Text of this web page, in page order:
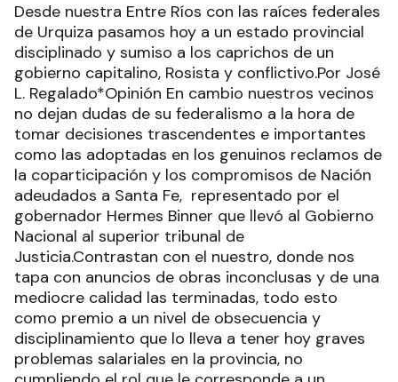
Desde nuestra Entre Ríos con las raíces federales
de Urquiza pasamos hoy a un estado provincial
disciplinado y sumiso a los caprichos de un
gobierno capitalino, Rosista y conflictivo.Por José
L. Regalado*Opinión En cambio nuestros vecinos
no dejan dudas de su federalismo a la hora de
tomar decisiones trascendentes e importantes
como las adoptadas en los genuinos reclamos de
la coparticipación y los compromisos de Nación
adeudados a Santa Fe, representado por el
gobernador Hermes Binner que llevó al Gobierno
Nacional al superior tribunal de
Justicia.Contrastan con el nuestro, donde nos
tapa con anuncios de obras inconclusas y de una
mediocre calidad las terminadas, todo esto
como premio a un nivel de obsecuencia y
disciplinamiento que lo lleva a tener hoy graves
problemas salariales en la provincia, no